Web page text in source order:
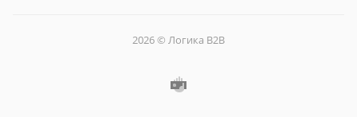
2026 © Логика B2B